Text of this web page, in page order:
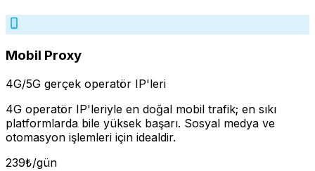
Mobil Proxy
4G/5G gerçek operatör IP'leri
4G operatör IP'leriyle en doğal mobil trafik; en sıkı
platformlarda bile yüksek başarı. Sosyal medya ve
otomasyon işlemleri için idealdir.
239₺/gün